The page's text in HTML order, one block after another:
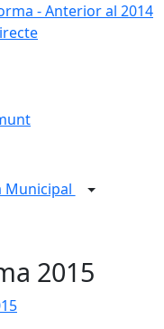
- Anterior al 2014
Municipal
2015